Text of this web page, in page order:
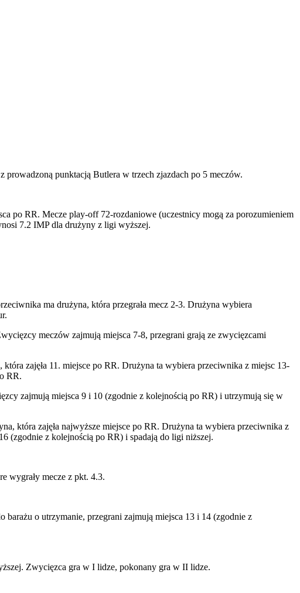
punktacją Butlera w trzech zjazdach po 5 meczów.
po RR. Mecze play-off 72-rozdaniowe (uczestnicy mogą za porozumieniem
7.2 IMP dla drużyny z ligi wyższej.
ma drużyna, która przegrała mecz 2-3. Drużyna wybiera
meczów zajmują miejsca 7-8, przegrani grają ze zwycięzcami
zajęła 11. miejsce po RR. Drużyna ta wybiera przeciwnika z miejsc 13-
RR.
zajmują miejsca 9 i 10 (zgodnie z kolejnością po RR) i utrzymują się w
która zajęła najwyższe miejsce po RR. Drużyna ta wybiera przeciwnika z
(zgodnie z kolejnością po RR) i spadają do ligi niższej.
wygrały mecze z pkt. 4.3.
o utrzymanie, przegrani zajmują miejsca 13 i 14 (zgodnie z
Zwycięzca gra w I lidze, pokonany gra w II lidze.